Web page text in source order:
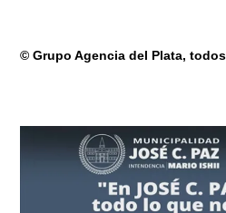
© Grupo Agencia del Plata,